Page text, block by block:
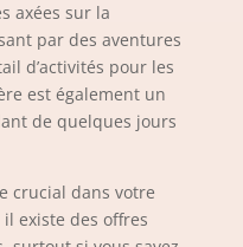
axées sur la
par des aventures
d’activités pour les
est également un
de quelques jours
crucial dans votre
existe des offres